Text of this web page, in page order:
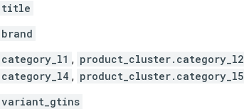
, product_cluster.category_l2
, product_cluster.category_l5